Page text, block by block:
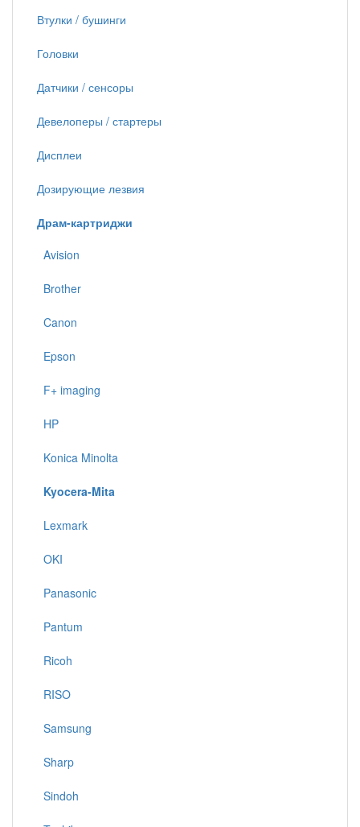
Втулки / бушинги
Головки
Датчики / сенсоры
Девелоперы / стартеры
Дисплеи
Дозирующие лезвия
Драм-картриджи
Avision
Brother
Canon
Epson
F+ imaging
HP
Konica Minolta
Kyocera-Mita
Lexmark
OKI
Panasonic
Pantum
Ricoh
RISO
Samsung
Sharp
Sindoh